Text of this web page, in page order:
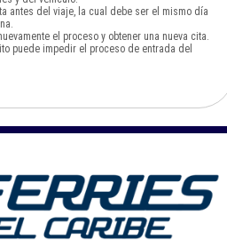
antes del viaje, la cual debe ser el mismo día
el proceso y obtener una nueva cita.
puede impedir el proceso de entrada del